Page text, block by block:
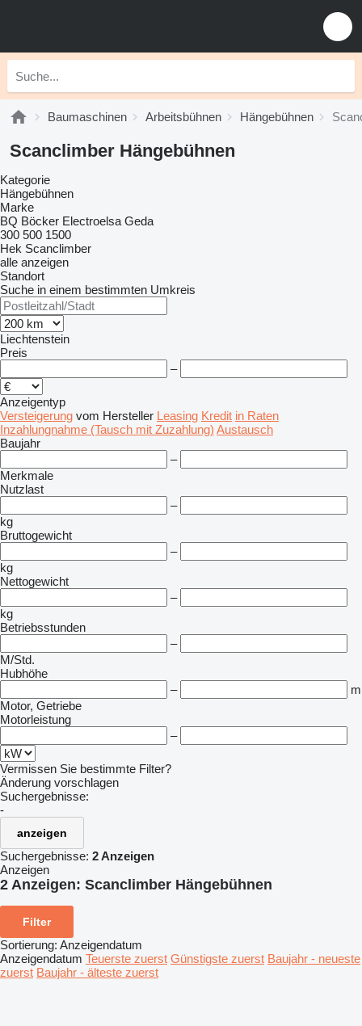
Baumaschinen Arbeitsbühnen Hängebühnen
Scanclimber Hängebühnen
Kategorie
Hängebühnen
Marke
BQ Böcker Electroelsa Geda
300 500 1500
Hek Scanclimber
alle anzeigen
Standort
Suche in einem bestimmten Umkreis
Liechtenstein
Preis
–
Anzeigentyp
Versteigerung vom Hersteller Leasing Kredit in Raten
Inzahlungnahme (Tausch mit Zuzahlung) Austausch
Baujahr
–
Merkmale
Nutzlast
–
kg
Bruttogewicht
–
kg
Nettogewicht
–
kg
Betriebsstunden
–
M/Std.
Hubhöhe
–
m
Motor, Getriebe
Motorleistung
–
Vermissen Sie bestimmte Filter?
Änderung vorschlagen
Suchergebnisse:
-
anzeigen
Suchergebnisse: 2 Anzeigen
Anzeigen
2 Anzeigen: Scanclimber Hängebühnen
Filter
Sortierung: Anzeigendatum
Anzeigendatum Teuerste zuerst Günstigste zuerst Baujahr - neueste
zuerst Baujahr - älteste zuerst